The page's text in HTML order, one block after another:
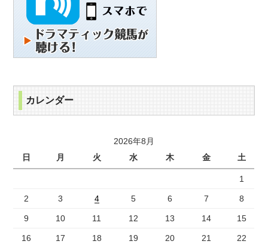
カレンダー
2026年8月
日
月 火 水 木 金 土
1
2 3 4 5 6 7 8
9 10 11 12 13 14 15
16 17 18 19 20 21 22